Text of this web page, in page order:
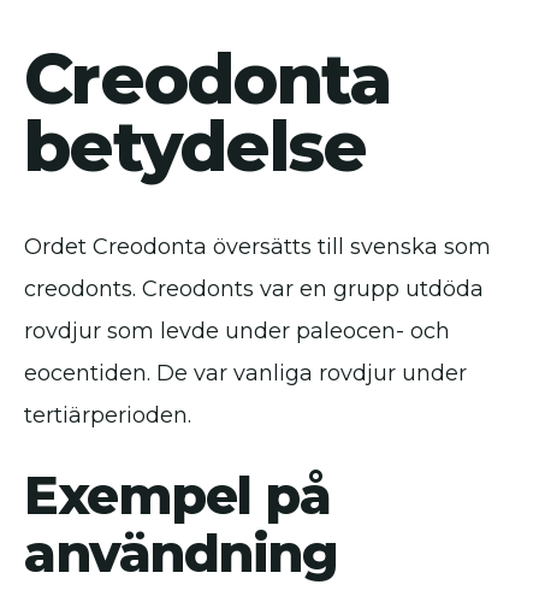
Creodonta
betydelse
Ordet Creodonta översätts till svenska som
creodonts. Creodonts var en grupp utdöda
rovdjur som levde under paleocen- och
eocentiden. De var vanliga rovdjur under
tertiärperioden.
Exempel på
användning